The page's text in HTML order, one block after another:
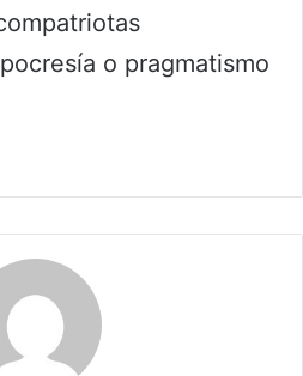
o pragmatismo